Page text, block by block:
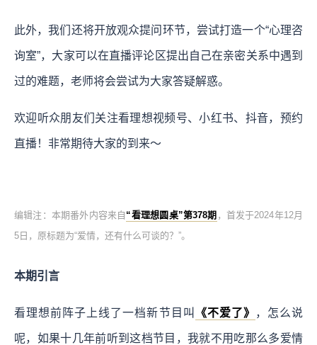
此外，我们还将开放观众提问环节，尝试打造一个“心理咨
询室”，大家可以在直播评论区提出自己在亲密关系中遇到
过的难题，老师将会尝试为大家答疑解惑。
欢迎听众朋友们关注看理想视频号、小红书、抖音，预约
直播！非常期待大家的到来～
编辑注：本期番外内容来自 “看理想圆桌”第378期 ，首发于2024年12月
5日，原标题为“爱情，还有什么可谈的？”。
本期引言
看理想前阵子上线了一档新节目叫 《不爱了》 ，怎么说
呢，如果十几年前听到这档节目，我就不用吃那么多爱情